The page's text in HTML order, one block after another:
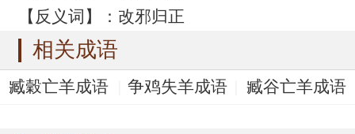
【反义词】：改邪归正
相关成语
臧穀亡羊成语 争鸡失羊成语
臧谷亡羊成语